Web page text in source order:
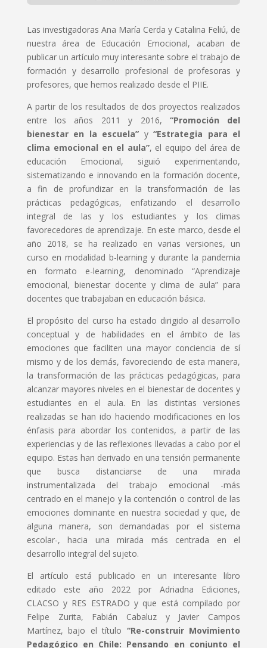
Las investigadoras Ana María Cerda y Catalina Feliú, de
nuestra área de Educación Emocional, acaban de
publicar un artículo muy interesante sobre el trabajo de
formación y desarrollo profesional de profesoras y
profesores, que hemos realizado desde el PIIE.
A partir de los resultados de dos proyectos realizados
entre los años 2011 y 2016, “Promoción del
bienestar en la escuela” y“Estrategia para el
clima emocional en el aula”, el equipo del área de
educación Emocional, siguió experimentando,
sistematizando e innovando en la formación docente,
a fin de profundizar en la transformación de las
prácticas pedagógicas, enfatizando el desarrollo
integral de las y los estudiantes y los climas
favorecedores de aprendizaje. En este marco, desde el
año 2018, se ha realizado en varias versiones, un
curso en modalidad b-learning y durante la pandemia
en formato e-learning, denominado “Aprendizaje
emocional, bienestar docente y clima de aula” para
docentes que trabajaban en educación básica.
El propósito del curso ha estado dirigido al desarrollo
conceptual y de habilidades en el ámbito de las
emociones que faciliten una mayor conciencia de sí
mismo y de los demás, favoreciendo de esta manera,
la transformación de las prácticas pedagógicas, para
alcanzar mayores niveles en el bienestar de docentes y
estudiantes en el aula. En las distintas versiones
realizadas se han ido haciendo modificaciones en los
énfasis para abordar los contenidos, a partir de las
experiencias y de las reflexiones llevadas a cabo por el
equipo. Estas han derivado en una tensión permanente
que busca distanciarse de una mirada
instrumentalizada del trabajo emocional -más
centrado en el manejo y la contención o control de las
emociones dominante en nuestra sociedad y que, de
alguna manera, son demandadas por el sistema
escolar-, hacia una mirada más centrada en el
desarrollo integral del sujeto.
El artículo está publicado en un interesante libro
editado este año 2022 por Adriadna Ediciones,
CLACSO y RES ESTRADO y que está compilado por
Felipe Zurita, Fabián Cabaluz y Javier Campos
Martínez, bajo el título “Re-construir Movimiento
Pedagógico en Chile: Pensando en conjunto el